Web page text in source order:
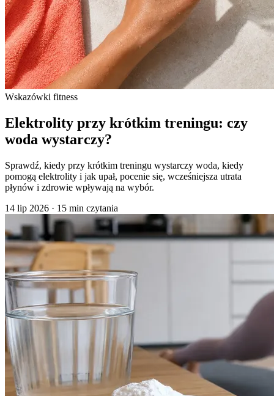
Wskazówki fitness
Elektrolity przy krótkim treningu: czy
woda wystarczy?
Sprawdź, kiedy przy krótkim treningu wystarczy woda, kiedy
pomogą elektrolity i jak upał, pocenie się, wcześniejsza utrata
płynów i zdrowie wpływają na wybór.
14 lip 2026 · 15 min czytania